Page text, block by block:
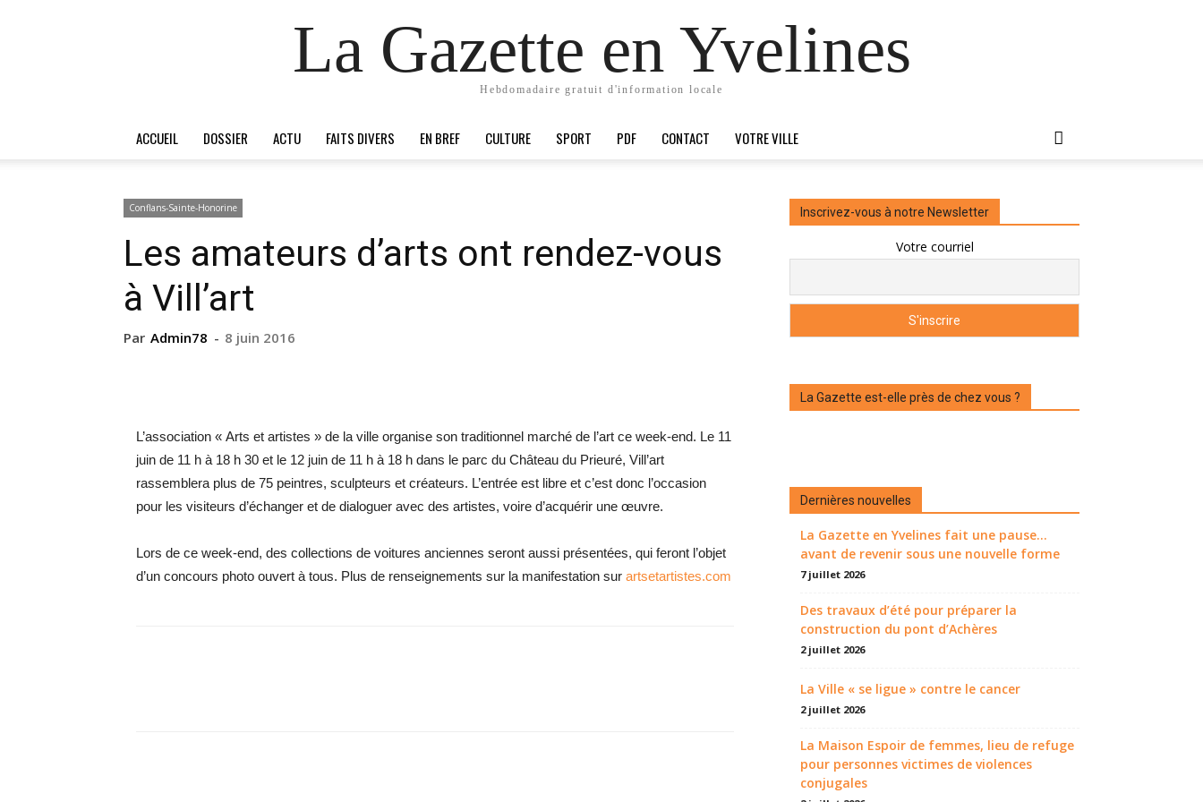
La Gazette en Yvelines
Hebdomadaire gratuit d'information locale
ACCUEIL DOSSIER ACTU FAITS DIVERS EN BREF CULTURE SPORT PDF CONTACT VOTRE VILLE
Conflans-Sainte-Honorine
Les amateurs d’arts ont rendez-vous
à Vill’art
Par Admin78 - 8 juin 2016
L’association « Arts et artistes » de la ville organise son traditionnel marché de l’art ce week-end. Le 11
juin de 11 h à 18 h 30 et le 12 juin de 11 h à 18 h dans le parc du Château du Prieuré, Vill’art
rassemblera plus de 75 peintres, sculpteurs et créateurs. L’entrée est libre et c’est donc l’occasion
pour les visiteurs d’échanger et de dialoguer avec des artistes, voire d’acquérir une œuvre.
Lors de ce week-end, des collections de voitures anciennes seront aussi présentées, qui feront l’objet
d’un concours photo ouvert à tous. Plus de renseignements sur la manifestation sur artsetartistes.com
Inscrivez-vous à notre Newsletter
Votre courriel
La Gazette est-elle près de chez vous ?
Dernières nouvelles
La Gazette en Yvelines fait une pause...
avant de revenir sous une nouvelle forme
7 juillet 2026
Des travaux d’été pour préparer la
construction du pont d’Achères
2 juillet 2026
La Ville « se ligue » contre le cancer
2 juillet 2026
La Maison Espoir de femmes, lieu de refuge
pour personnes victimes de violences
conjugales